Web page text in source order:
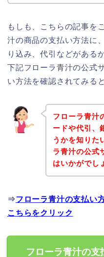
もしも、こちらの記事を
汁の商品の支払い方法に
り込み、代引などがある
下記フローラ青汁の公式
い方法を確認されてみる
フローラ青汁
ードや代引、
うかを知りた
ラ青汁の公式
はいかがでし
⇒フローラ青汁の支払い
こちらをクリック
フローラ青汁の